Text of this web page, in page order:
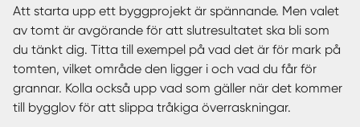
Att starta upp ett byggprojekt är spännande. Men valet
av tomt är avgörande för att slutresultatet ska bli som
du tänkt dig. Titta till exempel på vad det är för mark på
tomten, vilket område den ligger i och vad du får för
grannar. Kolla också upp vad som gäller när det kommer
till bygglov för att slippa tråkiga överraskningar.